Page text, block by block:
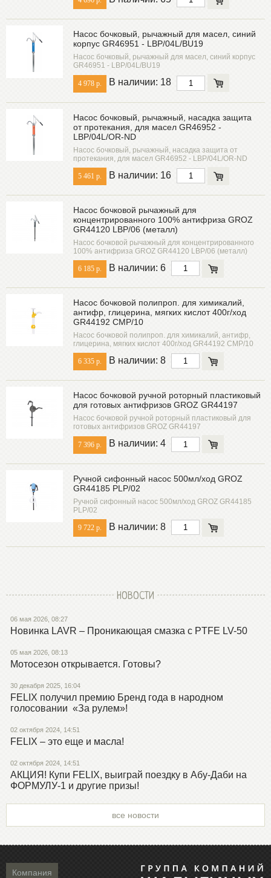
Насос бочковый, рычажный для масел, синий
корпус GR46951 - LBP/04L/BU19
Насос бочковый, рычажный для масел, синий корпус
GR46951 - LBP/04L/BU19
4 978 р. В наличии: 18
Насос бочковый, рычажный, насадка защита
от протекания, для масел GR46952 -
LBP/04L/OR-ND
Насос бочковый, рычажный, насадка защита от
протекания, для масел GR46952 - LBP/04L/OR-ND
5 461 р. В наличии: 16
Насос бочковой рычажный для
концентрированного 100% антифриза GROZ
GR44120 LBP/06 (металл)
Насос бочковой рычажный для концентрированного
100% антифриза GROZ GR44120 LBP/06 (металл)
6 185 р. В наличии: 6
Насос бочковой полипроп. для химикалий,
антифр, глицерина, мягких кислот 400г/ход
GR44192 CMP/10
Насос бочковой полипроп. для химикалий, антифр,
глицерина, мягких кислот 400г/ход GR44192 CMP/10
6 335 р. В наличии: 8
Насос бочковой ручной роторный пластиковый
для готовых антифризов GROZ GR44197
Насос бочковой ручной роторный пластиковый для
готовых антифризов GROZ GR44197
7 396 р. В наличии: 4
Ручной сифонный насос 500мл/ход GROZ
GR44185 PLP/02
Ручной сифонный насос 500мл/ход GROZ GR44185
PLP/02
9 722 р. В наличии: 8
НОВОСТИ
06 мая 2026, 08:27
Новинка LAVR – Проникающая смазка с PTFE LV-50
05 мая 2026, 08:13
Мотосезон открывается. Готовы?
30 декабря 2025, 16:04
FELIX получил премию Бренд года в народном
голосовании «За рулем»!
02 октября 2024, 14:51
FELIX – это еще и масла!
02 октября 2024, 14:51
АКЦИЯ! Купи FELIX, выиграй поездку в Абу-Даби на
ФОРМУЛУ-1 и другие призы!
все новости
Компания